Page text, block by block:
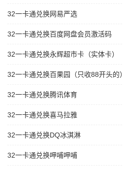
32一卡通兑换网易严选
32一卡通兑换百度网盘会员激活码
32一卡通兑换永辉超市卡（实体卡）
32一卡通兑换百果园（只收88开头的）
32一卡通兑换腾讯体育
32一卡通兑换喜马拉雅
32一卡通兑换DQ冰淇淋
32一卡通兑换呷哺呷哺